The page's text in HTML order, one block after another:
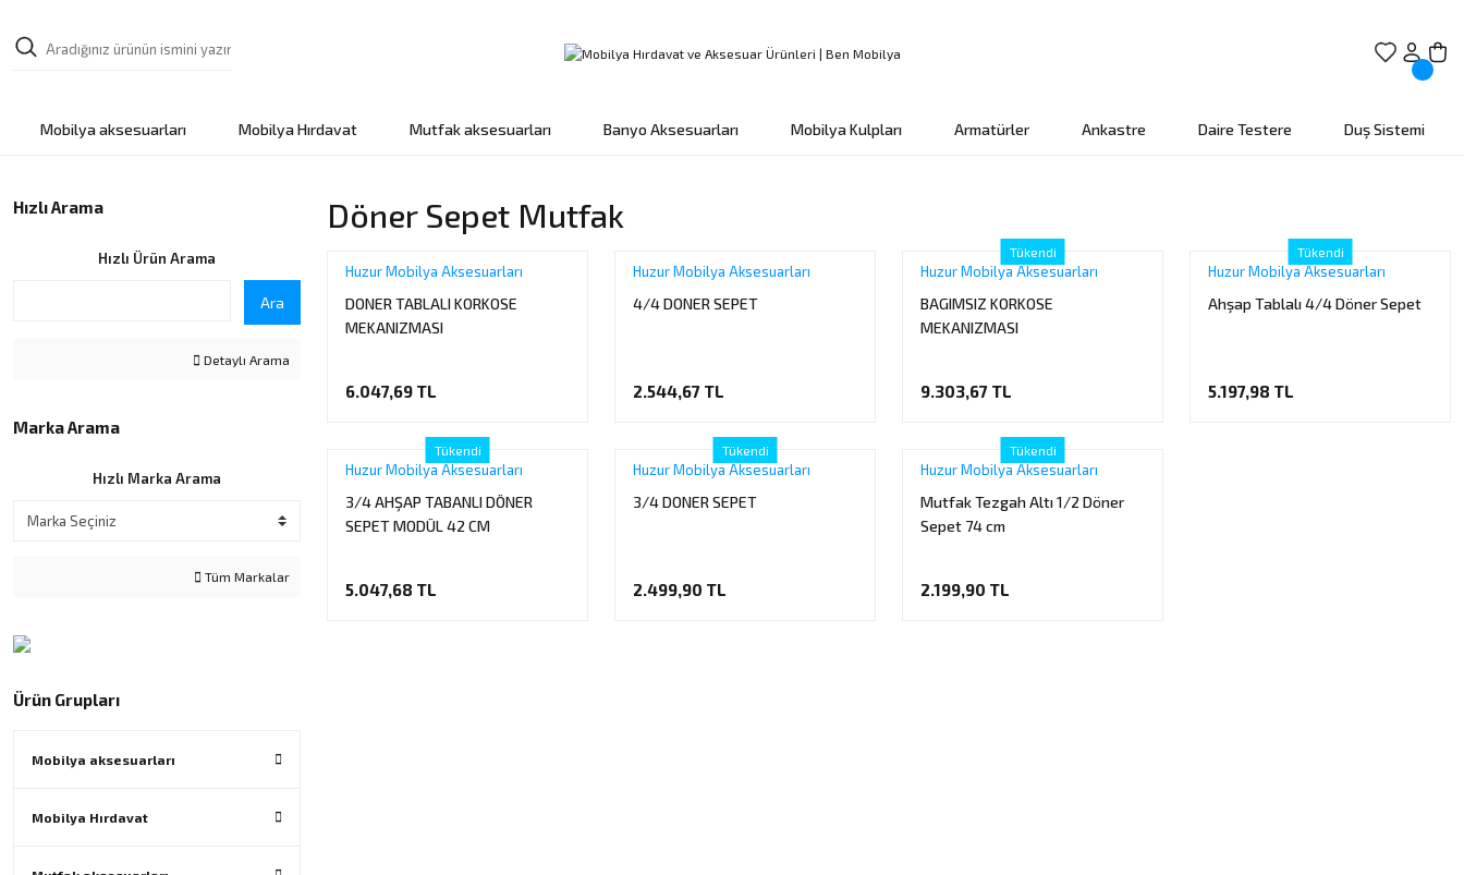
Mobilya aksesuarları Mobilya Hırdavat Mutfak aksesuarları Banyo Aksesuarları Mobilya Kulpları Armatürler Ankastre Daire Testere Duş Sistemi
Hızlı Arama
Hızlı Ürün Arama
Ara
Detaylı Arama
Marka Arama
Hızlı Marka Arama
Tüm Markalar
Ürün Grupları
Mobilya aksesuarları
Mobilya Hırdavat
Döner Sepet Mutfak
Huzur Mobilya Aksesuarları
DONER TABLALI KORKOSE
MEKANIZMASI
6.047,69 TL
Huzur Mobilya Aksesuarları
4/4 DONER SEPET
2.544,67 TL
Tükendi
Huzur Mobilya Aksesuarları
BAGIMSIZ KORKOSE
MEKANIZMASI
9.303,67 TL
Tükendi
Huzur Mobilya Aksesuarları
Ahşap Tablalı 4/4 Döner Sepet
5.197,98 TL
Tükendi
Huzur Mobilya Aksesuarları
3/4 AHŞAP TABANLI DÖNER
SEPET MODÜL 42 CM
5.047,68 TL
Tükendi
Huzur Mobilya Aksesuarları
3/4 DONER SEPET
2.499,90 TL
Tükendi
Huzur Mobilya Aksesuarları
Mutfak Tezgah Altı 1/2 Döner
Sepet 74 cm
2.199,90 TL